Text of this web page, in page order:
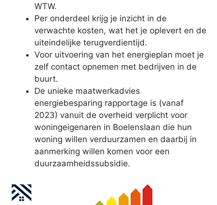
WTW.
Per onderdeel krijg je inzicht in de
verwachte kosten, wat het je oplevert en de
uiteindelijke terugverdientijd.
Voor uitvoering van het energieplan moet je
zelf contact opnemen met bedrijven in de
buurt.
De unieke maatwerkadvies
energiebesparing rapportage is (vanaf
2023) vanuit de overheid verplicht voor
woningeigenaren in Boelenslaan die hun
woning willen verduurzamen en daarbij in
aanmerking willen komen voor een
duurzaamheidssubsidie.